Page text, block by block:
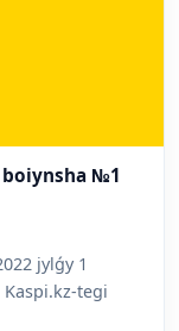
boiynsha №1
jylǵy 1
tegi